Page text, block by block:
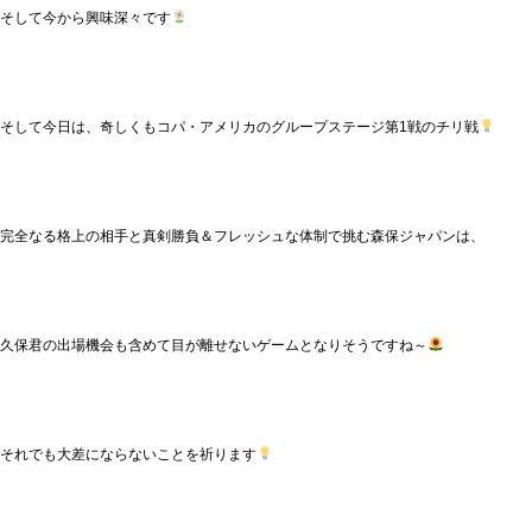
そして今から興味深々です
そして今日は、奇しくもコパ・アメリカのグループステージ第1戦のチリ戦
完全なる格上の相手と真剣勝負＆フレッシュな体制で挑む森保ジャパンは、
久保君の出場機会も含めて目が離せないゲームとなりそうですね～
それでも大差にならないことを祈ります